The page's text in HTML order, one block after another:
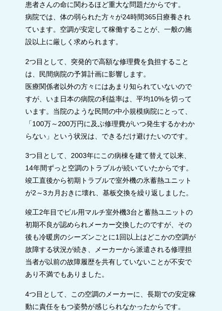
患者さんの命に関わるほど重大な問題だからです。
病院では、体の弱られた方々が24時間365日療養され
ています。空調が安定して稼働することが、一般の施
設以上に厳しく求められます。
2つ目として、突発的で高額な修理費を負担すること
は、民間病院の予算計画に影響します。
医療関係者以外の方々にはあまり知られていないので
すが、いま日本の病院の利益率は、平均10%を切って
います。当院のような民間の中小規模病院にとって、
「100万～200万円に及ぶ修理費がいつ発生するかわか
らない」という状況は、できるだけ避けたいのです。
3つ目として、2003年にこの病棟を建て替えて以来、
14年間ずっと空調のトラブルが続いていたからです。
竣工直後から初期トラブルで室外機の氷蓄熱ユニット
が2～3カ月おきに壊れ、基板交換を繰り返しました。
竣工2年目でビル用マルチ室外機3台と蓄熱ユニットの
初期不良が認められメーカー交換したのですが、その
後も冷暖房のシーズンごとに1回以上はどこかの空調が
故障する状況が続き、メーカーから派遣される修理担
当者が以前の故障履歴を共有していないことが不安で
あり不満でもありました。
4つ目として、この空調のメーカーに、長期での安定稼
動に責任をもつ姿勢が感じられなかったからです。